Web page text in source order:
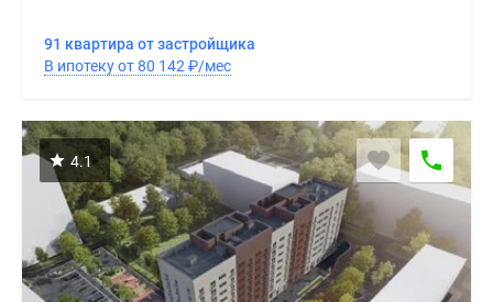
91 квартира от застройщика
В ипотеку от 80 142 ₽/мес
4.1